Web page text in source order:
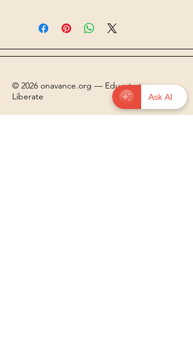
© 2026 onavance.org — Educate to
Liberate
Ask AI